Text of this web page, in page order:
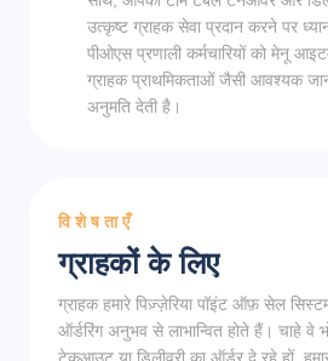
उत्कृष्ट ग्राहक सेवा प्रदान करने पर
पीओएस प्रणाली कर्मचारियों को मेनू
ग्राहक प्राथमिकताओं जैसी आवश्यक
अनुमति देती है।
विशेषताएँ
ग्राहकों के लिए
ग्राहक हमारे पिज़्ज़ेरिया पॉइंट ऑफ़ सेल
ऑर्डरिंग अनुभव से लाभान्वित होते हैं। चाहे वे